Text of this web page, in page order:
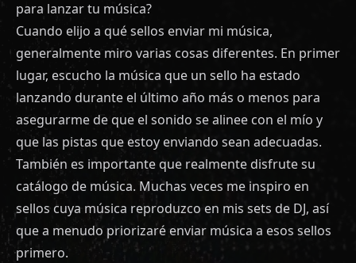
para lanzar tu música?
Cuando elijo a qué sellos enviar mi música,
generalmente miro varias cosas diferentes. En primer
lugar, escucho la música que un sello ha estado
lanzando durante el último año más o menos para
asegurarme de que el sonido se alinee con el mío y
que las pistas que estoy enviando sean adecuadas.
También es importante que realmente disfrute su
catálogo de música. Muchas veces me inspiro en
sellos cuya música reproduzco en mis sets de DJ, así
que a menudo priorizaré enviar música a esos sellos
primero.